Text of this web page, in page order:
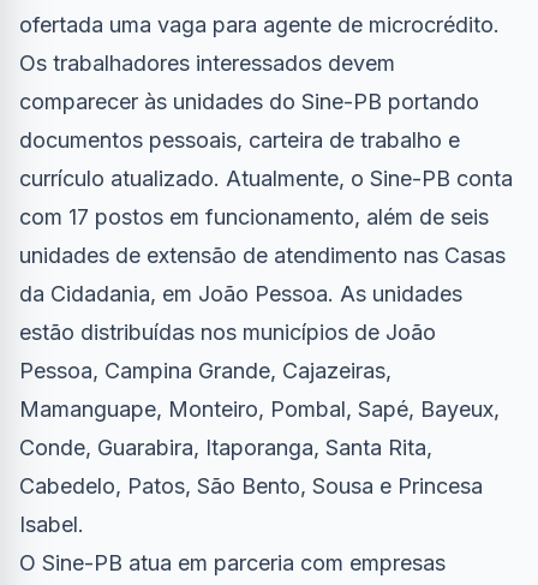
ofertada uma vaga para agente de microcrédito.
Os trabalhadores interessados devem
comparecer às unidades do Sine-PB portando
documentos pessoais, carteira de trabalho e
currículo atualizado. Atualmente, o Sine-PB conta
com 17 postos em funcionamento, além de seis
unidades de extensão de atendimento nas Casas
da Cidadania, em João Pessoa. As unidades
estão distribuídas nos municípios de João
Pessoa, Campina Grande, Cajazeiras,
Mamanguape, Monteiro, Pombal, Sapé, Bayeux,
Conde, Guarabira, Itaporanga, Santa Rita,
Cabedelo, Patos, São Bento, Sousa e Princesa
Isabel.
O Sine-PB atua em parceria com empresas